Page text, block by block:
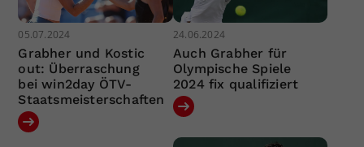
05.07.2024
Grabher und Kostic
out: Überraschung
bei win2day ÖTV-
Staatsmeisterschaften
24.06.2024
Auch Grabher für
Olympische Spiele
2024 fix qualifiziert